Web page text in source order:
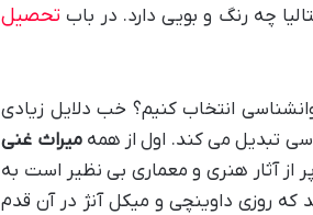
چه رنگ و بویی دارد. در باب تحصیل
انتخاب کنیم؟ خب دلایل زیادی
تبدیل می کند. اول از همهمیراث غنی
از آثار هنری و معماری بی نظیر است به
روزی داوینچی و میکل آنژ در آن قدم